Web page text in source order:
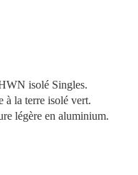
isolé Singles.
à la terre isolé vert.
légère en aluminium.